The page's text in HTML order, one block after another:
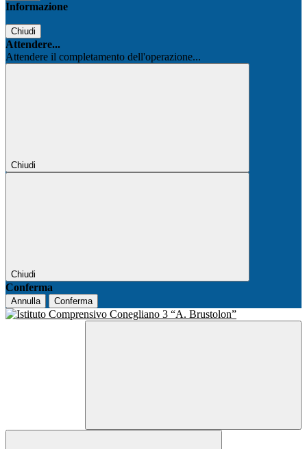
Informazione
Chiudi
Attendere...
Attendere il completamento dell'operazione...
Chiudi
Chiudi
Conferma
Annulla Conferma